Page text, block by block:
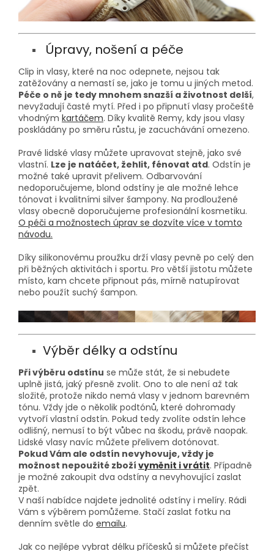
Úpravy, nošení a péče
Clip in vlasy, které na noc odepnete, nejsou tak
zatěžovány a nemastí se, jako je tomu u jiných metod.
Péče o ně je tedy mnohem snazší a životnost delší,
nevyžadují časté mytí. Před i po připnutí vlasy pročeště
vhodným kartáčem. Díky kvalitě Remy, kdy jsou vlasy
poskládány po směru růstu, je zacuchávání omezeno.
Pravé lidské vlasy můžete upravovat stejně, jako své
vlastní. Lze je natáčet, žehlit, fénovat atd. Odstín je
možné také upravit přelivem. Odbarvování
nedoporučujeme, blond odstíny je ale možné lehce
tónovat i kvalitními silver šampony. Na prodloužené
vlasy obecně doporučujeme profesionální kosmetiku.
O péči a možnostech úprav se dozvíte více v tomto
návodu.
Díky silikonovému proužku drží vlasy pevně po celý den
při běžných aktivitách i sportu. Pro větší jistotu můžete
místo, kam chcete připnout pás, mírně natupírovat
nebo použít suchý šampon.
Výběr délky a odstínu
Při výběru odstínu se může stát, že si nebudete
uplně jistá, jaký přesně zvolit. Ono to ale není až tak
složité, protože nikdo nemá vlasy v jednom barevném
tónu. Vždy jde o několik podtónů, které dohromady
vytvoří vlastní odstín. Pokud tedy zvolíte odstín lehce
odlišný, nemusí to být vůbec na škodu, právě naopak.
Lidské vlasy navíc můžete přelivem dotónovat.
Pokud Vám ale odstín nevyhovuje, vždy je
možnost nepoužité zboží vyměnit i vrátit. Případně
je možné zakoupit dva odstíny a nevyhovující zaslat
zpět.
V naší nabídce najdete jednolité odstíny i melíry. Rádi
Vám s výběrem pomůžeme. Stačí zaslat fotku na
denním světle do emailu.
Jak co nejlépe vybrat délku příčesků si můžete přečíst